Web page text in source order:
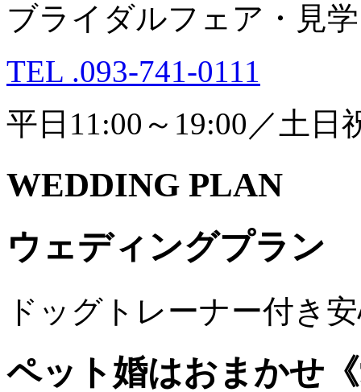
ブライダルフェア・見
TEL .093-741-0111
平日11:00～19:00／土日
WEDDING PLAN
ウェディングプラン
ドッグトレーナー付き
ペット婚はおまかせ